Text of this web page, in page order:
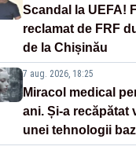
Scandal la UEFA!
reclamat de FRF
de la Chișinău
7 aug. 2026, 18:25
Miracol medical
ani. Și-a recăpătat
unei tehnologii